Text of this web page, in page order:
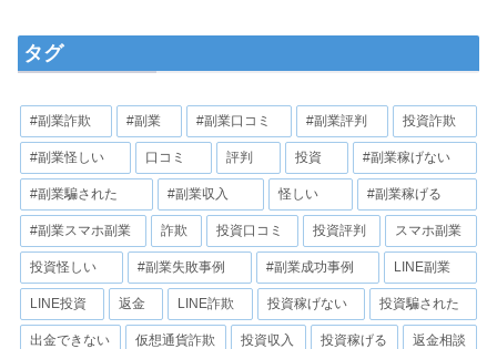
タグ
#副業詐欺 #副業 #副業口コミ #副業評判 投資詐欺
#副業怪しい 口コミ 評判 投資 #副業稼げない
#副業騙された #副業収入 怪しい #副業稼げる
#副業スマホ副業 詐欺 投資口コミ 投資評判 スマホ副業
投資怪しい #副業失敗事例 #副業成功事例 LINE副業
LINE投資 返金 LINE詐欺 投資稼げない 投資騙された
出金できない 仮想通貨詐欺 投資収入 投資稼げる 返金相談